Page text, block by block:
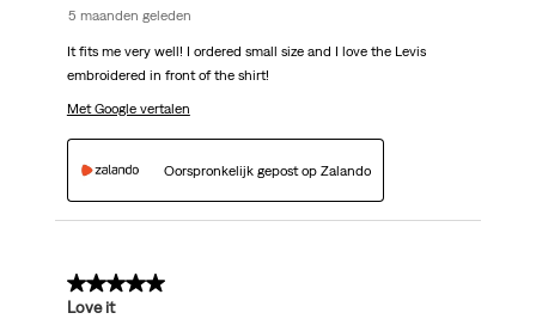
5 maanden geleden
It fits me very well! I ordered small size and I love the Levis
embroidered in front of the shirt!
Met Google vertalen
Oorspronkelijk gepost op Zalando
5 van 5 sterren.
Love it